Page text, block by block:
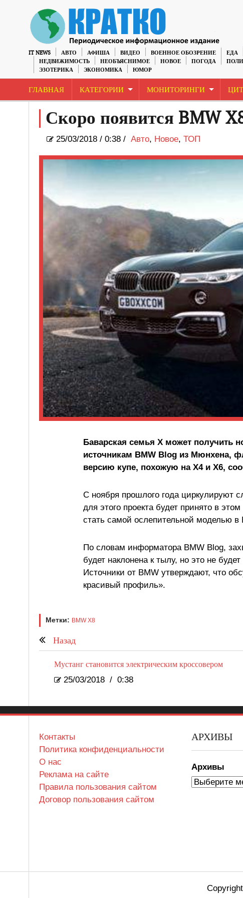
IT NEWS АВТО АФИША ВИДЕО ВОЕННОЕ ОБОЗРЕНИЕ ЕДА
НЕДВИЖИМОСТЬ
НЕОБЪЯСНИМОЕ НОВОЕ ПОГОДА
ЭЗОТЕРИКА
ЭКОНОМИКА ЮМОР
ГЛАВНАЯ КАТЕГОРИИ МОНИТОРИНГИ
Скоро появится BMW
25/03/2018/ 0:38 / Авто, Новое, ТОП
Баварская семья X может получить
источникам BMW Blog из Мюнхена,
версию купе, похожую на X4 и X6,
С ноября прошлого года циркулируют
для этого проекта будет принято в
стать самой ослепительной моделью в
По словам информатора BMW Blog,
будет наклонена к тылу, но это не
Источники от BMW утверждают, что
красивый профиль».
Метки: BMW X8
Назад
Мустанг становится электрическим кроссовером
25/03/2018 / 0:38
Контакты
Политика конфиденциальности
О нас
Реклама на сайте
Правила пользования сайтом
Договор пользования сайтом
АРХИВЫ
Архивы